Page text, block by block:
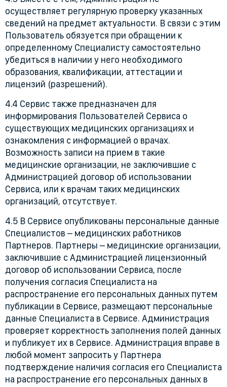
осуществляет регулярную проверку указанных
сведений на предмет актуальности. В связи с этим
Пользователь обязуется при обращении к
определенному Специалисту самостоятельно
убедиться в наличии у него необходимого
образования, квалификации, аттестации и
лицензий (разрешений).
4.4 Сервис также предназначен для
информирования Пользователей Сервиса о
существующих медицинских организациях и
ознакомления с информацией о врачах.
Возможность записи на прием в такие
медицинские организации, не заключившие с
Администрацией договор об использовании
Сервиса, или к врачам таких медицинских
организаций, отсутствует.
4.5 В Сервисе опубликованы персональные данные
Специалистов – медицинских работников
Партнеров. Партнеры – медицинские организации,
заключившие с Администрацией лицензионный
договор об использовании Сервиса, после
получения согласия Специалиста на
распространение его персональных данных путем
публикации в Сервисе, размещают персональные
данные Специалиста в Сервисе. Администрация
проверяет корректность заполнения полей данных
и публикует их в Сервисе. Администрация вправе в
любой момент запросить у Партнера
подтверждение наличия согласия его Специалиста
на распространение его персональных данных в